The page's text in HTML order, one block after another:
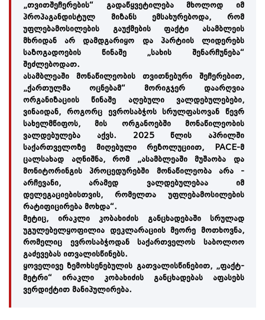
„თვითშეჩერების“ გადაწყვეტილება მხოლოდ იმ
პროპაგანდისტულ მიზანს ემსახურებოდა, რომ
უფლებამოსილების გაუქმების ფაქტი ასამბლეის
მხრიდან არ დამდგარიყო და პარტიის ლიდერებს
საზოგადოების წინაშე „სახის შენარჩუნება“
შეძლებოდათ.
ასამბლეაში მონაწილეობის თვითნებური შეჩერებით,
„ქართულმა ოცნებამ“ მორიგჯერ დაარღვია
ორგანიზაციის წინაშე აღებული ვალდებულებები,
ვინაიდან, როგორც ევროსაბჭოს სრულფასოვან წევრ
სახელმწიფოს, მის ორგანოებში მონაწილეობის
ვალდებულება აქვს. 2025 წლის აპრილში
საქართველოზე მიღებული რეზოლუციით, PACE-მ
ცალსახად აღნიშნა, რომ „ასამბლეაში მუშაობა და
მონიტორინგის პროცედურებში მონაწილეობა არა -
არჩევანი, არამედ ვალდებულებაა იმ
დელეგაციებისთვის, რომელთა უფლებამოსილების
რატიფიცირება მოხდა“.
მეტიც, ირაკლი კობახიძის განცხადებაში სრულად
უგულებელყოფილია დეკლარაციის მეორე მოთხოვნა,
რომელიც ევროსაბჭოდან საქართველოს საბოლოო
გაძევებას ითვალისწინებს.
ყოველივე ზემოხსენებულის გათვალისწინებით, „ფაქტ-
მეტრი“ ირაკლი კობახიძის განცხადებას აფასებს
ვერდიქტით მანიპულირება.